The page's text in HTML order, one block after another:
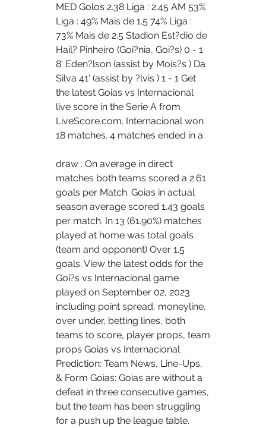
MED Golos 2.38 Liga : 2.45 AM 53%
Liga : 49% Mais de 1.5 74% Liga :
73% Mais de 2.5 Stadion Est?dio de
Hail? Pinheiro (Goi?nia, Goi?s) 0 - 1
8' Eden?lson (assist by Mois?s ) Da
Silva 41' (assist by ?lvis ) 1 - 1 Get
the latest Goias vs Internacional
live score in the Serie A from
LiveScore.com. Internacional won
18 matches. 4 matches ended in a
draw . On average in direct
matches both teams scored a 2.61
goals per Match. Goias in actual
season average scored 1.43 goals
per match. In 13 (61.90%) matches
played at home was total goals
(team and opponent) Over 1.5
goals. View the latest odds for the
Goi?s vs Internacional game
played on September 02, 2023
including point spread, moneyline,
over under, betting lines, both
teams to score, player props, team
props Goias vs Internacional
Prediction: Team News, Line-Ups,
& Form Goias: Goias are without a
defeat in three consecutive games,
but the team has been struggling
for a push up the league table.